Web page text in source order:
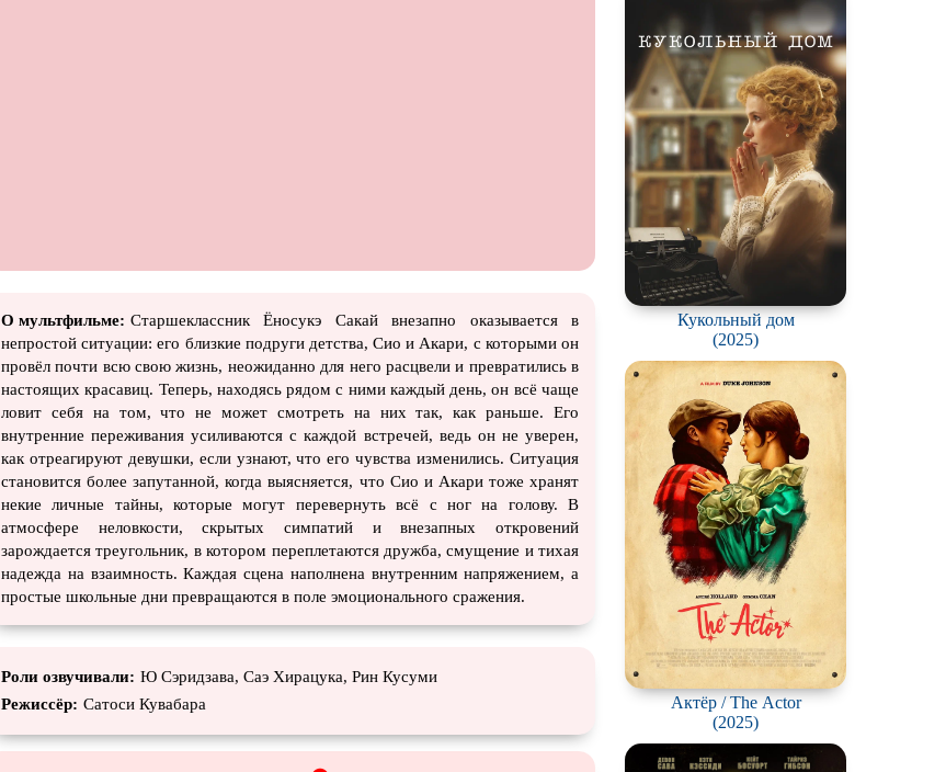
О мультфильме: Старшеклассник Ёносукэ Сакай внезапно оказывается в
непростой ситуации: его близкие подруги детства, Сио и Акари, с которыми он
провёл почти всю свою жизнь, неожиданно для него расцвели и превратились в
настоящих красавиц. Теперь, находясь рядом с ними каждый день, он всё чаще
ловит себя на том, что не может смотреть на них так, как раньше. Его
внутренние переживания усиливаются с каждой встречей, ведь он не уверен,
как отреагируют девушки, если узнают, что его чувства изменились. Ситуация
становится более запутанной, когда выясняется, что Сио и Акари тоже хранят
некие личные тайны, которые могут перевернуть всё с ног на голову. В
атмосфере неловкости, скрытых симпатий и внезапных откровений
зарождается треугольник, в котором переплетаются дружба, смущение и тихая
надежда на взаимность. Каждая сцена наполнена внутренним напряжением, а
простые школьные дни превращаются в поле эмоционального сражения.
Роли озвучивали: Ю Сэридзава, Саэ Хирацука, Рин Кусуми
Режиссёр: Сатоси Кувабара
Кукольный дом
(2025)
Актёр / The Actor
(2025)